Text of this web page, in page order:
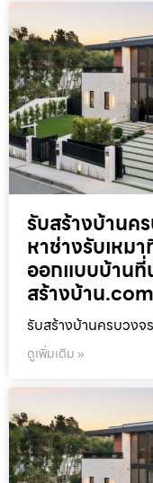
รับสร้างบ้านค
หาช่างรับเหม
ออกแบบบ้านที่
สร้างบ้าน.com
รับสร้างบ้านครบวงจ
ดูเพิ่มเติม »